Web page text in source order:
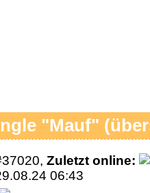
"Mauf"
Zuletzt online:
06:43